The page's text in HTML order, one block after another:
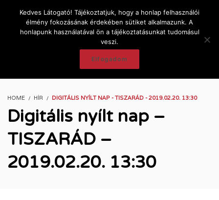
HOME HÍR DIGITÁLIS NYÍLT NAP - TISZARÁD - 2019.02.20. 13:30
Digitális nyílt nap –
TISZARÁD –
2019.02.20. 13:30
Kedves Látogató! Tájékoztatjuk, hogy a honlap felhasználói
élmény fokozásának érdekében sütiket alkalmazunk. A
honlapunk használatával ön a tájékoztatásunkat tudomásul
veszi.
Elfogadom